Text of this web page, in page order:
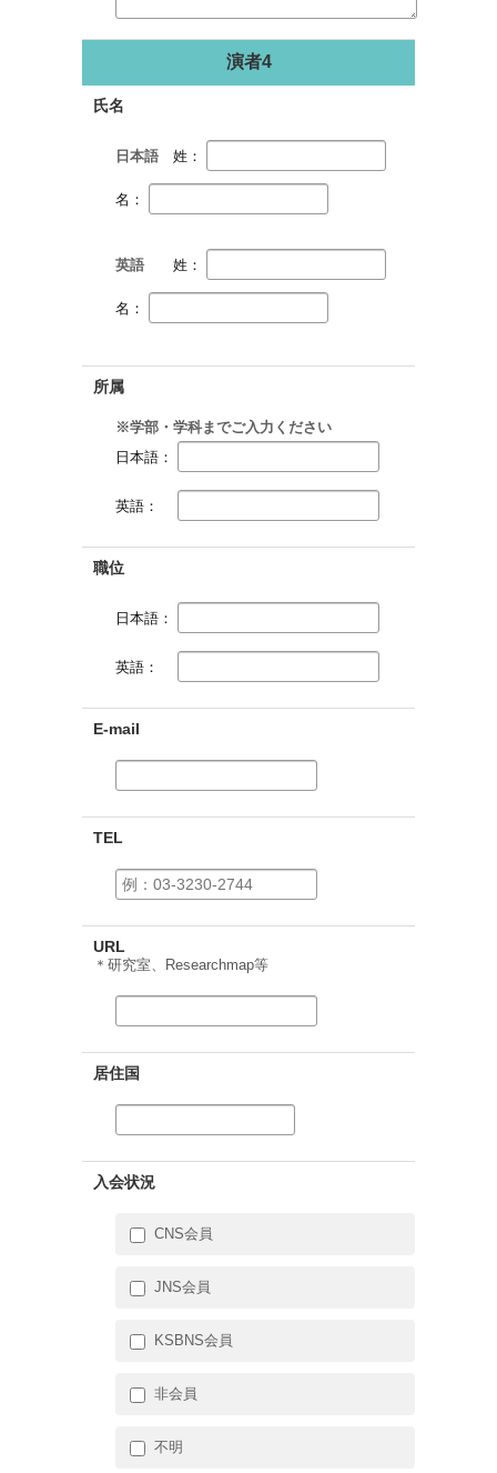
演者4
氏名
日本語 姓：
名：
英語 姓：
名：
所属
※学部・学科までご入力ください
日本語：
英語：
職位
日本語：
英語：
E-mail
TEL
URL
＊研究室、Researchmap等
居住国
入会状況
CNS会員
JNS会員
KSBNS会員
非会員
不明